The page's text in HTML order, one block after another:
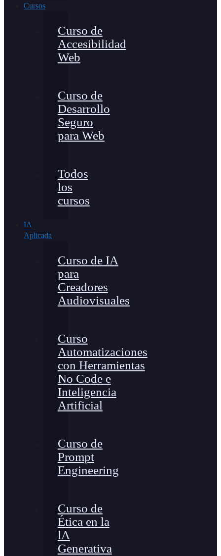
Cursos
Curso de
Accesibilidad
Web
Curso de
Desarrollo
Seguro
para Web
Todos
los
cursos
IA
Aplicada
Curso de IA
para
Creadores
Audiovisuales
Curso
Automatizaciones
con Herramientas
No Code e
Inteligencia
Artificial
Curso de
Prompt
Engineering
Curso de
Ética en la
lA
Generativa